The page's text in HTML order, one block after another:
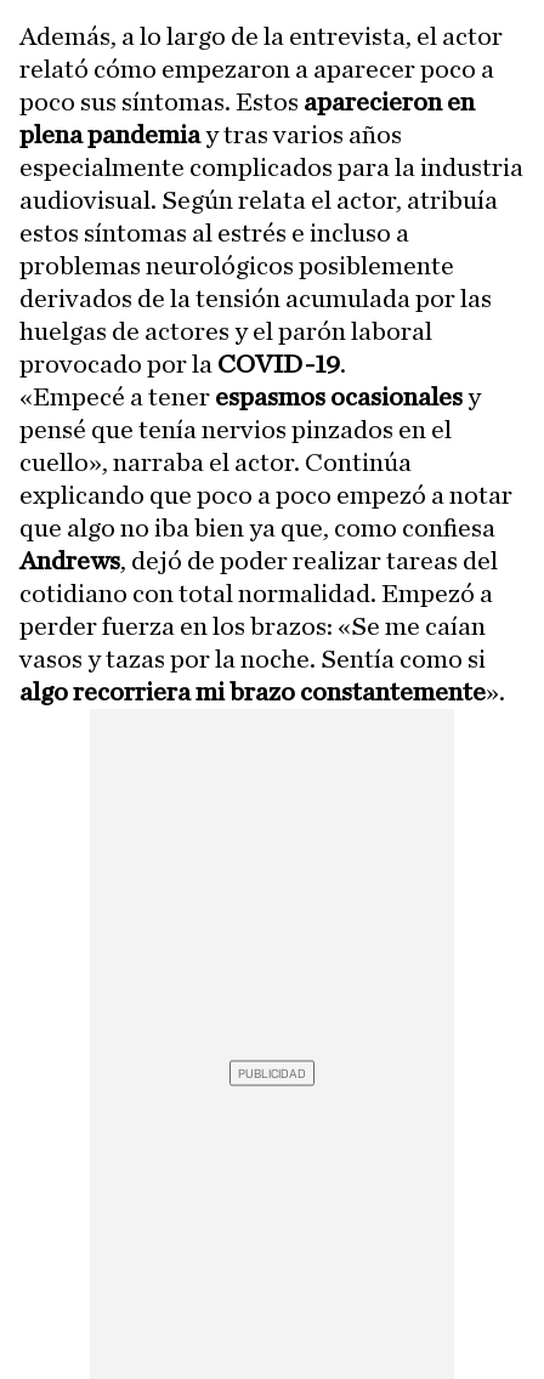
Además, a lo largo de la entrevista, el actor
relató cómo empezaron a aparecer poco a
poco sus síntomas. Estos aparecieron en
plena pandemiay tras varios años
especialmente complicados para la industria
audiovisual. Según relata el actor, atribuía
estos síntomas al estrés e incluso a
problemas neurológicos posiblemente
derivados de la tensión acumulada por las
huelgas de actores y el parón laboral
provocado por la COVID-19.
«Empecé a tener espasmos ocasionalesy
pensé que tenía nervios pinzados en el
cuello», narraba el actor. Continúa
explicando que poco a poco empezó a notar
que algo no iba bien ya que, como confiesa
Andrews, dejó de poder realizar tareas del
cotidiano con total normalidad. Empezó a
perder fuerza en los brazos: «Se me caían
vasos y tazas por la noche. Sentía como si
algo recorriera mi brazo constantemente».